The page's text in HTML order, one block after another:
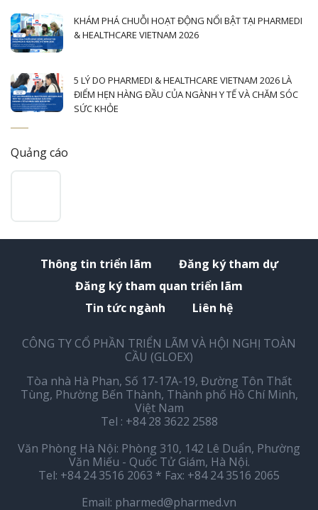
KHÁM PHÁ CHUỖI HOẠT ĐỘNG NỔI BẬT TẠI PHARMEDI
& HEALTHCARE VIETNAM 2026
5 LÝ DO PHARMEDI & HEALTHCARE VIETNAM 2026 LÀ
ĐIỂM HẸN HÀNG ĐẦU CỦA NGÀNH Y TẾ VÀ CHĂM SÓC
SỨC KHỎE
Quảng cáo
Thông tin triển lãm
Đăng ký tham dự
Đăng ký tham quan triển lãm
Tin tức ngành
Liên hệ
CÔNG TY CỔ PHẦN TRIỂN LÃM VÀ HỘI NGHỊ TOÀN
CẦU (GLOEX)
Tòa nhà Hà Phan, Số 17-17A-19, Đường Tôn Thất
Tùng, Phường Bến Thành, Thành phố Hồ Chí Minh,
Việt Nam
Tel : +84 28 3622 2588
Văn Phòng Hà Nội: Phòng 310, 142 Lê Duẩn, Phường
Văn Miếu - Quốc Tử Giám, Hà Nội.
Tel: +84 24 3516 2063 * Fax: +84 24 3516 2065
Email: pharmed@pharmed.vn